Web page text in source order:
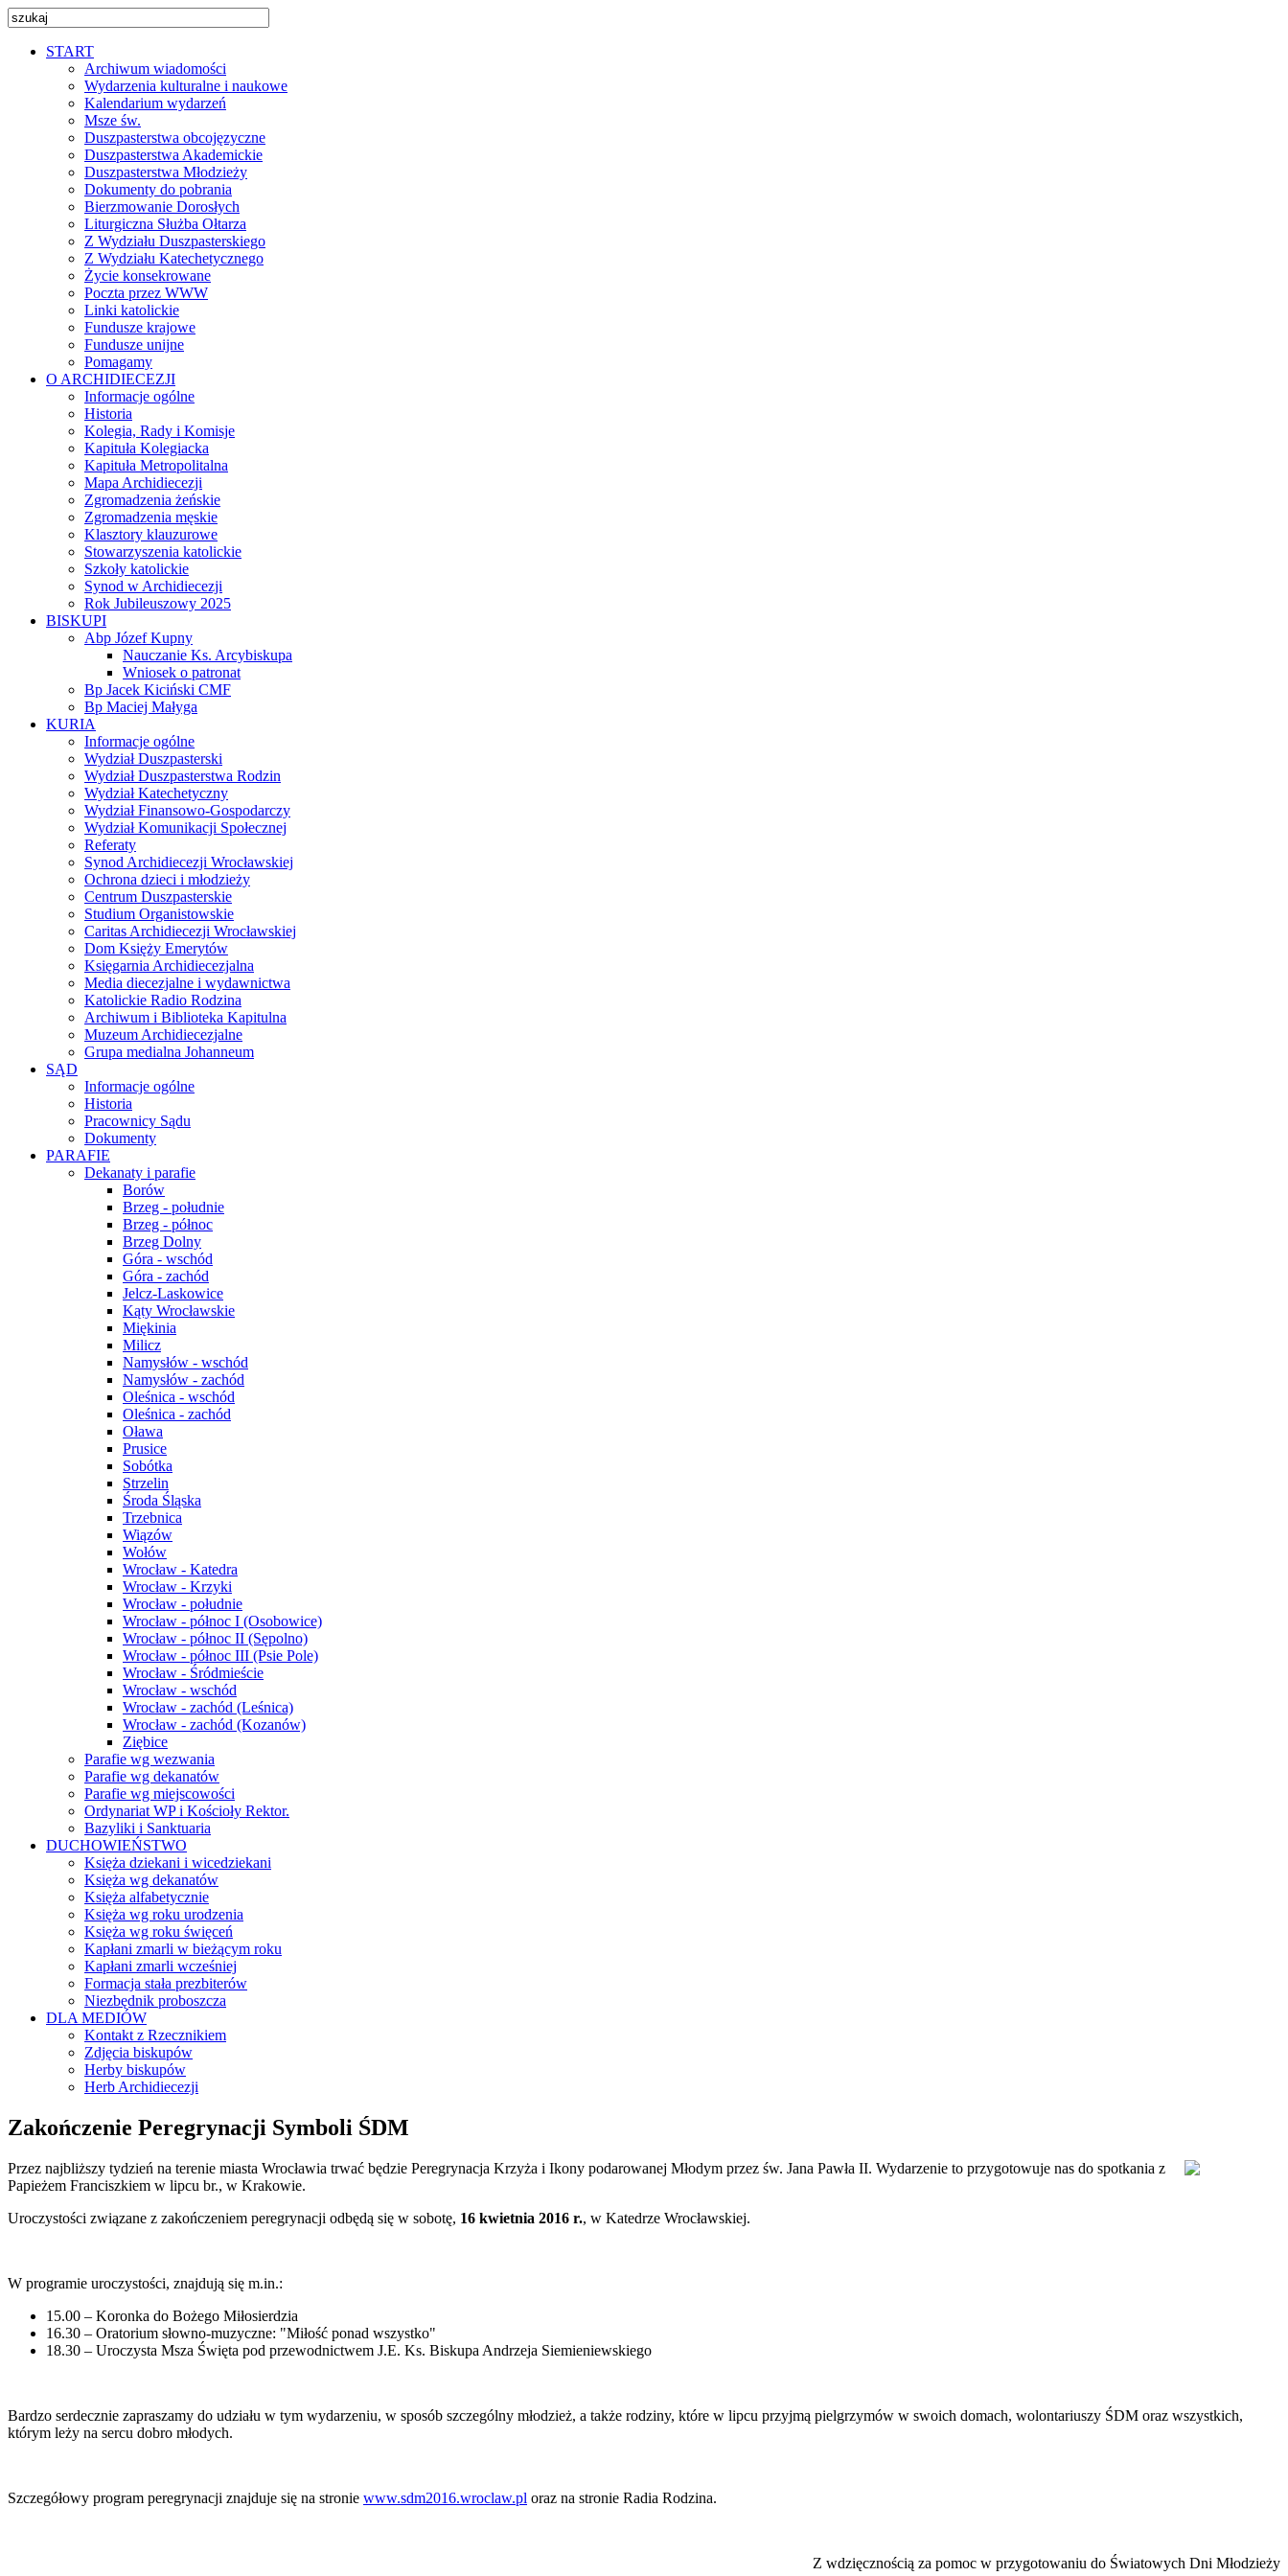
START
Archiwum wiadomości
Wydarzenia kulturalne i naukowe
Kalendarium wydarzeń
Msze św.
Duszpasterstwa obcojęzyczne
Duszpasterstwa Akademickie
Duszpasterstwa Młodzieży
Dokumenty do pobrania
Bierzmowanie Dorosłych
Liturgiczna Służba Ołtarza
Z Wydziału Duszpasterskiego
Z Wydziału Katechetycznego
Życie konsekrowane
Poczta przez WWW
Linki katolickie
Fundusze krajowe
Fundusze unijne
Pomagamy
O ARCHIDIECEZJI
Informacje ogólne
Historia
Kolegia, Rady i Komisje
Kapituła Kolegiacka
Kapituła Metropolitalna
Mapa Archidiecezji
Zgromadzenia żeńskie
Zgromadzenia męskie
Klasztory klauzurowe
Stowarzyszenia katolickie
Szkoły katolickie
Synod w Archidiecezji
Rok Jubileuszowy 2025
BISKUPI
Abp Józef Kupny
Nauczanie Ks. Arcybiskupa
Wniosek o patronat
Bp Jacek Kiciński CMF
Bp Maciej Małyga
KURIA
Informacje ogólne
Wydział Duszpasterski
Wydział Duszpasterstwa Rodzin
Wydział Katechetyczny
Wydział Finansowo-Gospodarczy
Wydział Komunikacji Społecznej
Referaty
Synod Archidiecezji Wrocławskiej
Ochrona dzieci i młodzieży
Centrum Duszpasterskie
Studium Organistowskie
Caritas Archidiecezji Wrocławskiej
Dom Księży Emerytów
Księgarnia Archidiecezjalna
Media diecezjalne i wydawnictwa
Katolickie Radio Rodzina
Archiwum i Biblioteka Kapitulna
Muzeum Archidiecezjalne
Grupa medialna Johanneum
SĄD
Informacje ogólne
Historia
Pracownicy Sądu
Dokumenty
PARAFIE
Dekanaty i parafie
Borów
Brzeg - południe
Brzeg - północ
Brzeg Dolny
Góra - wschód
Góra - zachód
Jelcz-Laskowice
Kąty Wrocławskie
Miękinia
Milicz
Namysłów - wschód
Namysłów - zachód
Oleśnica - wschód
Oleśnica - zachód
Oława
Prusice
Sobótka
Strzelin
Środa Śląska
Trzebnica
Wiązów
Wołów
Wrocław - Katedra
Wrocław - Krzyki
Wrocław - południe
Wrocław - północ I (Osobowice)
Wrocław - północ II (Sępolno)
Wrocław - północ III (Psie Pole)
Wrocław - Śródmieście
Wrocław - wschód
Wrocław - zachód (Leśnica)
Wrocław - zachód (Kozanów)
Ziębice
Parafie wg wezwania
Parafie wg dekanatów
Parafie wg miejscowości
Ordynariat WP i Kościoły Rektor.
Bazyliki i Sanktuaria
DUCHOWIEŃSTWO
Księża dziekani i wicedziekani
Księża wg dekanatów
Księża alfabetycznie
Księża wg roku urodzenia
Księża wg roku święceń
Kapłani zmarli w bieżącym roku
Kapłani zmarli wcześniej
Formacja stała prezbiterów
Niezbędnik proboszcza
DLA MEDIÓW
Kontakt z Rzecznikiem
Zdjęcia biskupów
Herby biskupów
Herb Archidiecezji
Zakończenie Peregrynacji Symboli ŚDM
Przez najbliższy tydzień na terenie miasta Wrocławia trwać będzie Peregrynacja Krzyża i Ikony podarowanej Młodym przez św. Jana Pawła II. Wydarzenie to przygotowuje nas do spotkania z
Papieżem Franciszkiem w lipcu br., w Krakowie.
Uroczystości związane z zakończeniem peregrynacji odbędą się w sobotę, 16 kwietnia 2016 r., w Katedrze Wrocławskiej.
W programie uroczystości, znajdują się m.in.:
15.00 – Koronka do Bożego Miłosierdzia
16.30 – Oratorium słowno-muzyczne: "Miłość ponad wszystko"
18.30 – Uroczysta Msza Święta pod przewodnictwem J.E. Ks. Biskupa Andrzeja Siemieniewskiego
Bardzo serdecznie zapraszamy do udziału w tym wydarzeniu, w sposób szczególny młodzież, a także rodziny, które w lipcu przyjmą pielgrzymów w swoich domach, wolontariuszy ŚDM oraz wszystkich,
którym leży na sercu dobro młodych.
Szczegółowy program peregrynacji znajduje się na stronie www.sdm2016.wroclaw.pl oraz na stronie Radia Rodzina.
Z wdzięcznością za pomoc w przygotowaniu do Światowych Dni Młodzieży